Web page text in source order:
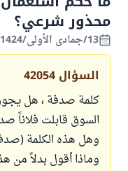
محذور شرعي؟
13/جمادى الأولى/1424 الموافق 13/يوليو/2003
السؤال 42054
كلمة صدفة ، هل
السوق قابلت فلاناً
وهل هذه الكلمة
وماذا أقول بدلاً من